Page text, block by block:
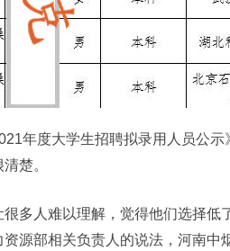
年度大学生招聘拟录用人员公
楚。
多人难以理解，觉得他们选择低
源部相关负责人的说法，河南中